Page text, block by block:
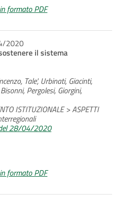
formato PDF
2020
il sistema
Tale', Urbinati, Giacinti,
Pergolesi, Giorgini,
ISTITUZIONALE > ASPETTI
28/04/2020
formato PDF